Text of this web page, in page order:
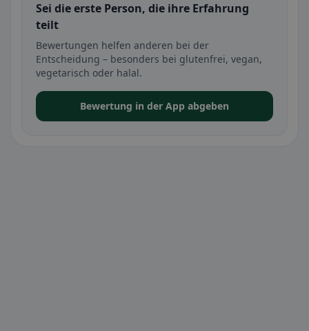
Sei die erste Person, die ihre Erfahrung
teilt
Bewertungen helfen anderen bei der
Entscheidung – besonders bei glutenfrei, vegan,
vegetarisch oder halal.
Bewertung in der App abgeben